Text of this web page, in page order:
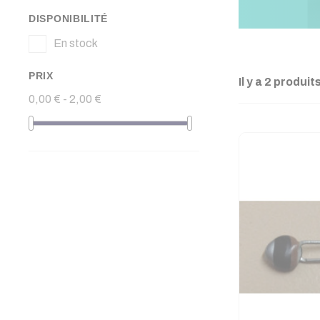
DISPONIBILITÉ
En stock
PRIX
0,00 € - 2,00 €
Il y a 2